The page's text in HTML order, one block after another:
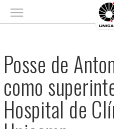
Main menu
Posse de
como
Hospital de